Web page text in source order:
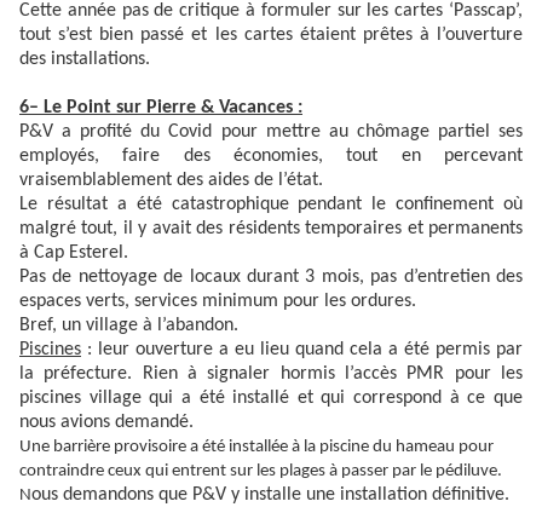
Cette année pas de critique à formuler sur les cartes ‘Passcap’,
tout s’est bien passé et les cartes étaient prêtes à l’ouverture
des installations.
6– Le Point sur Pierre & Vacances :
P&V a profité du Covid pour mettre au chômage partiel ses
employés, faire des économies, tout en percevant
vraisemblablement des aides de l’état.
Le résultat a été catastrophique pendant le confinement où
malgré tout, il y avait des résidents temporaires et permanents
à Cap Esterel.
Pas de nettoyage de locaux durant 3 mois, pas d’entretien des
espaces verts, services minimum pour les ordures.
Bref, un village à l’abandon.
Piscines : leur ouverture a eu lieu quand cela a été permis par
la préfecture. Rien à signaler hormis l’accès PMR pour les
piscines village qui a été installé et qui correspond à ce que
nous avions demandé.
Une barrière provisoire a été installée à la piscine du hameau pour
contraindre ceux qui entrent sur les plages à passer par le pédiluve.
Nous demandons que P&V y installe une installation définitive.